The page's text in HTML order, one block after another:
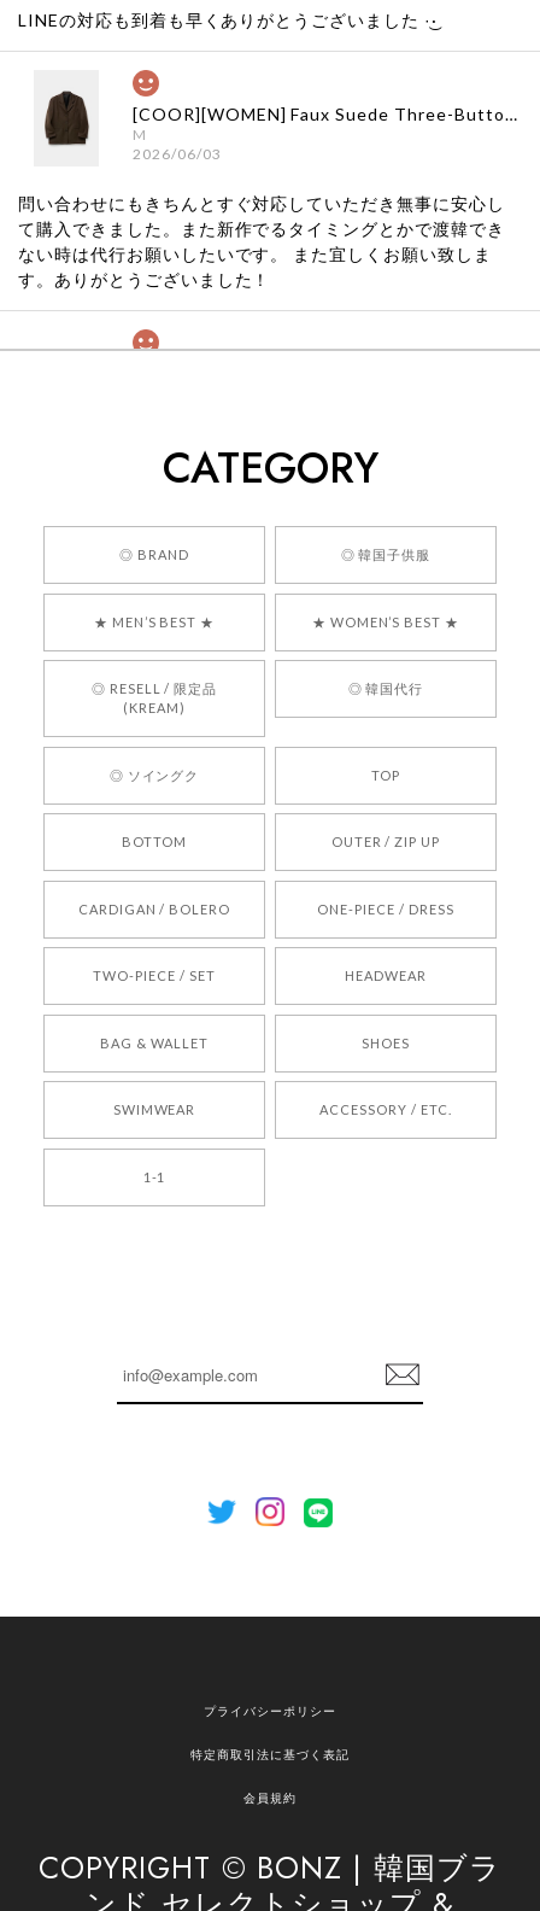
LINEの対応も到着も早くありがとうございました‪ ·͜·
[COOR][WOMEN] Faux Suede Three-Button Blazer (Dark Brown) 正規品 韓国ブランド 韓国通販 韓国代行 韓国ファッション クール クーア クアー 日本 店舗
M
2026/06/03
問い合わせにもきちんとすぐ対応していただき無事に安心し
て購入できました。また新作でるタイミングとかで渡韓でき
ない時は代行お願いしたいです。 また宜しくお願い致しま
す。ありがとうございました！
くっそかわいいし、ショップの問い合わせも返事がはやくて
嬉しいレビューをありがとうございます！ 商品を
気に入っていただけたようで、大変嬉しく思いま
言葉をいただきありがとうございます。安心して
お買い物いただけたとのこと、何より嬉しいで
す。 これからも迅速かつ丁寧な対応を心がけ、安
心してご利用いただけるショップを目指してまい
ります。 また気になる商品がございましたら、ぜ
りお待ちしております。
2026/05/24
250
2026/05/24
2026/04/14
を心がけてまいります。 またお探しの商品がござ
欲しかったものが買えて嬉しいです！ またお願いします。
の商品のお手伝いができ、喜んでいただけて大変
安心してお任せいただけるよう、丁寧な対応を心
がけてまいります。 また気になる商品がございま
CATEGORY
◎ BRAND ◎ 韓国子供服
★ MEN’S BEST ★ ★ WOMEN’S BEST ★
◎ RESELL / 限定品
(KREAM)
◎ 韓国代行
◎ ソイングク TOP
BOTTOM OUTER / ZIP UP
CARDIGAN / BOLERO ONE-PIECE / DRESS
TWO-PIECE / SET HEADWEAR
BAG & WALLET SHOES
SWIMWEAR ACCESSORY / ETC.
1-1
登
録
プライバシーポリシー
特定商取引法に基づく表記
会員規約
COPYRIGHT © BONZ | 韓国ブラ